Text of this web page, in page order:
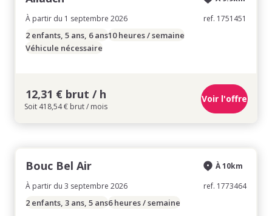
À partir du 1 septembre 2026
ref. 1751451
2 enfants, 5 ans, 6 ans10 heures / semaine
Véhicule nécessaire
12,31 € brut / h
Soit 418,54 € brut / mois
Voir l'offre
Bouc Bel Air
À partir du 3 septembre 2026
À 10km
ref. 1773464
2 enfants, 3 ans, 5 ans6 heures / semaine